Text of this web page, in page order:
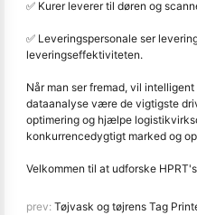
✅ Kurer leverer til døren og
✅ Leveringspersonale ser
leveringseffektiviteten.
Når man ser fremad, vil
dataanalyse være de vigtigste
optimering og hjælpe
konkurrencedygtigt marked og
Velkommen til at udforske HPRT's
prev: Tøjvask og tøjrens Tag